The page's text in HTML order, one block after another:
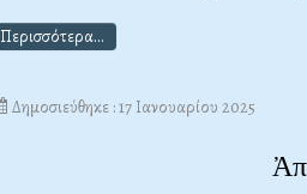
Περισσότερα...
Δημοσιεύθηκε : 17 Ιανουαρίου 2025